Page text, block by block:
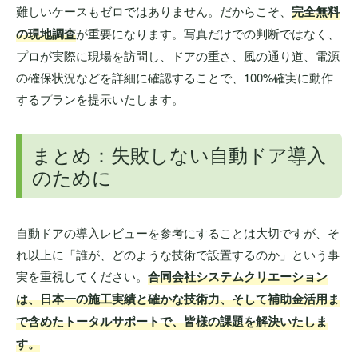
難しいケースもゼロではありません。だからこそ、 完全無料
の現地調査が重要になります。写真だけでの判断ではなく、
プロが実際に現場を訪問し、ドアの重さ、風の通り道、電源
の確保状況などを詳細に確認することで、100%確実に動作
するプランを提示いたします。
まとめ：失敗しない自動ドア導入
のために
自動ドアの導入レビューを参考にすることは大切ですが、そ
れ以上に「誰が、どのような技術で設置するのか」という事
実を重視してください。 合同会社システムクリエーション
は、日本一の施工実績と確かな技術力、そして補助金活用ま
で含めたトータルサポートで、皆様の課題を解決いたしま
す。